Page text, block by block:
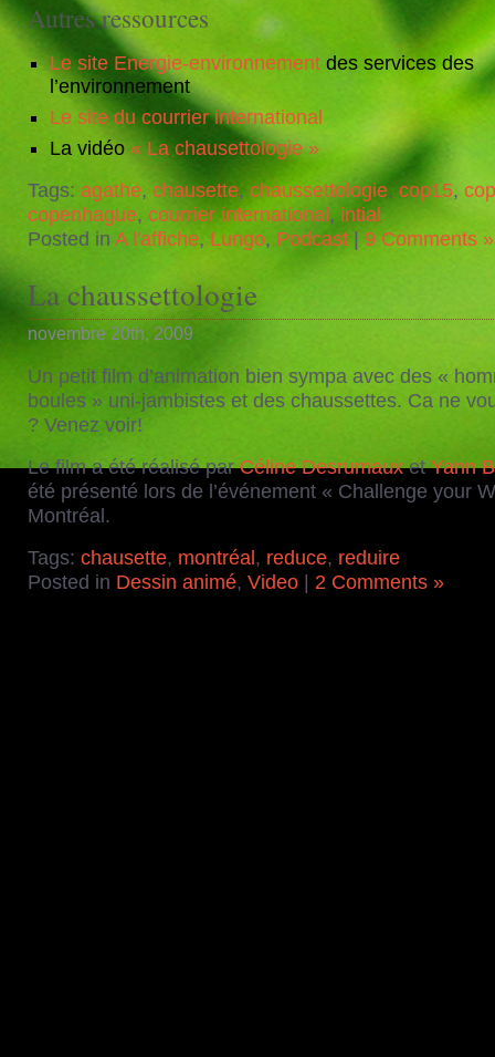
Autres ressources
Le site Energie-environnement des services des
l’environnement
Le site du courrier international
La vidéo« La chausettologie »
Tags: agathe, chausette, chaussettologie, cop15,
copenhague, courrier international , intial
Posted in A l'affiche, Lungo, Podcast 9 Comments »
La chaussettologie
novembre 20th, 2009
Un petit film d’animation bien sympa avec des «
boules » uni-jambistes et des chaussettes. Ca ne
? Venez voir!
Le film a été réalisé parCéline DesrumauxetYann
été présenté lors de l’événement « Challenge your
Montréal.
Tags: chausette, montréal , reduce, reduire
Posted in Dessin animé, Video 2 Comments »